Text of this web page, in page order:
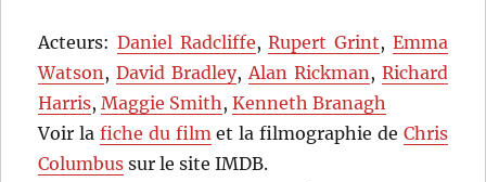
Acteurs: Daniel Radcliffe,Rupert Grint, Emma
Watson,David Bradley,Alan Rickman, Richard
Harris,Maggie Smith,Kenneth Branagh
Voir la fiche du filmet la filmographie de Chris
Columbus sur le site IMDB.